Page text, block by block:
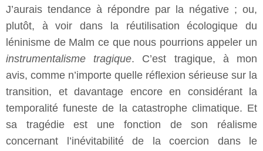
J’aurais tendance à répondre par la négative ; ou,
plutôt, à voir dans la réutilisation écologique du
léninisme de Malm ce que nous pourrions appeler un
instrumentalisme tragique. C’est tragique, à mon
avis, comme n’importe quelle réflexion sérieuse sur la
transition, et davantage encore en considérant la
temporalité funeste de la catastrophe climatique. Et
sa tragédie est une fonction de son réalisme
concernant l’inévitabilité de la coercion dans le